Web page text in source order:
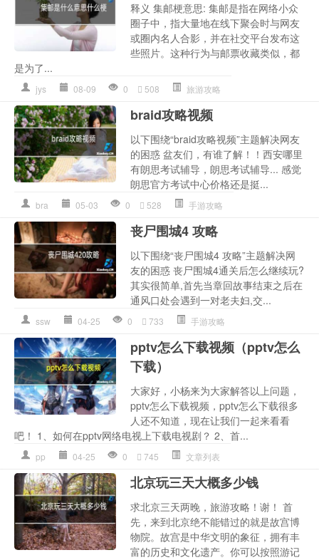
释义 集邮梗意思: 集邮是指在网络小众
圈子中，指大量地在线下聚会时与网友
或圈内名人合影，并在社交平台发布这
些照片。这种行为与邮票收藏类似，都
是为了...
jys 08-09 0 508 旅游攻略
braid攻略视频
以下围绕“braid攻略视频”主题解决网友
的困惑 盆友们，有谁了解！！西安哪里
有朗思考试辅导，朗思考试辅导... 感觉
朗思官方考试中心价格还是挺...
bra 05-03 0 528 手游攻略
丧尸围城4 攻略
以下围绕“丧尸围城4 攻略”主题解决网
友的困惑 丧尸围城4通关后怎么继续玩?
其实很简单,首先当章回故事结束之后在
通风口处会遇到一对老夫妇,交...
ssw 04-25 0 733 手游攻略
pptv怎么下载视频（pptv怎么
下载）
大家好，小杨来为大家解答以上问题，
pptv怎么下载视频，pptv怎么下载很多
人还不知道，现在让我们一起来看看
吧！ 1、如何在pptv网络电视上下载电视剧？ 2、首...
pp 04-25 0 745 文章列表
北京玩三天大概多少钱
求北京三天两晚，旅游攻略！谢！ 首
先，来到北京绝不能错过的就是故宫博
物院。故宫是中华文明的象征，拥有丰
富的历史和文化遗产。你可以按照游记